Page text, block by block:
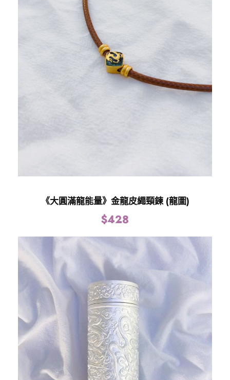
《大圓滿龍能量》金龍皮繩頸鍊 (龍圖)
$428